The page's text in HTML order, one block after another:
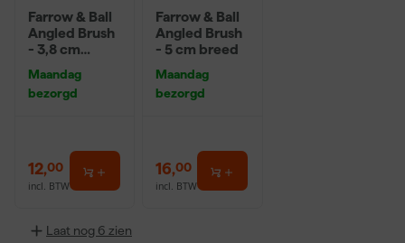
Farrow & Ball
Angled Brush
- 3,8 cm
Maandag
bezorgd
12,00
incl. BTW
Farrow & Ball
Angled Brush
- 5 cm breed
Maandag
bezorgd
16,00
incl. BTW
Laat nog 6 zien